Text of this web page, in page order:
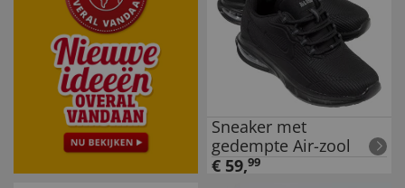
Sneaker met
gedempte Air-zool
€ 59,99